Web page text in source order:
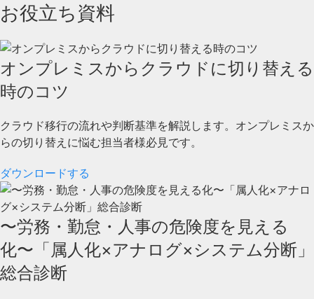
お役立ち資料
オンプレミスからクラウドに切り替える
時のコツ
クラウド移行の流れや判断基準を解説します。オンプレミスか
らの切り替えに悩む担当者様必見です。
ダウンロードする
〜労務・勤怠・人事の危険度を見える
化〜「属人化×アナログ×システム分断」
総合診断